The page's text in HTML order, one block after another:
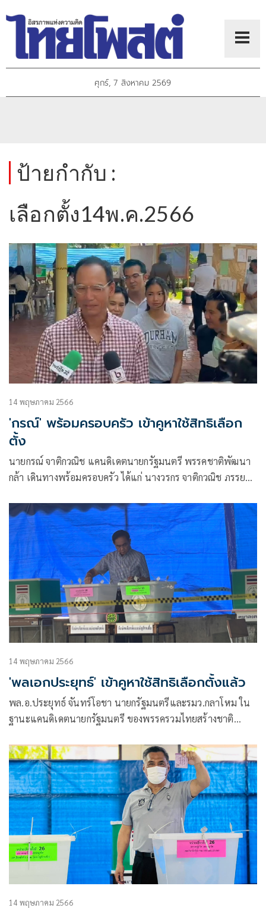
ศุกร์, 7 สิงหาคม 2569
ป้ายกำกับ :
เลือกตั้ง14พ.ค.2566
14 พฤษภาคม 2566
'กรณ์' พร้อมครอบครัว เข้าคูหาใช้สิทธิเลือก
ตั้ง
นายกรณ์ จาติกวณิช แคนดิเดตนายกรัฐมนตรี พรรคชาติพัฒนา
กล้า เดินทางพร้อมครอบครัว ได้แก่ นางวรกร จาติกวณิช ภรรยา
14 พฤษภาคม 2566
'พลเอกประยุทธ์' เข้าคูหาใช้สิทธิเลือกตั้งแล้ว
พล.อ.ประยุทธ์ จันทร์โอชา นายกรัฐมนตรีและรมว.กลาโหม ใน
ฐานะแคนดิเดตนายกรัฐมนตรี ของพรรครวมไทยสร้างชาติ
14 พฤษภาคม 2566